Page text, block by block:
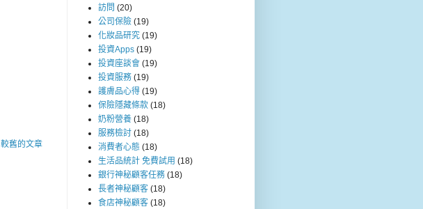
較舊的文章
訪問 (20)
公司保險 (19)
化妝品研究 (19)
投資Apps (19)
投資座談會 (19)
投資服務 (19)
護膚品心得 (19)
保險隱藏條款 (18)
奶粉營養 (18)
服務檢討 (18)
消費者心態 (18)
生活品統計 免費試用 (18)
銀行神秘顧客任務 (18)
長者神秘顧客 (18)
食店神秘顧客 (18)